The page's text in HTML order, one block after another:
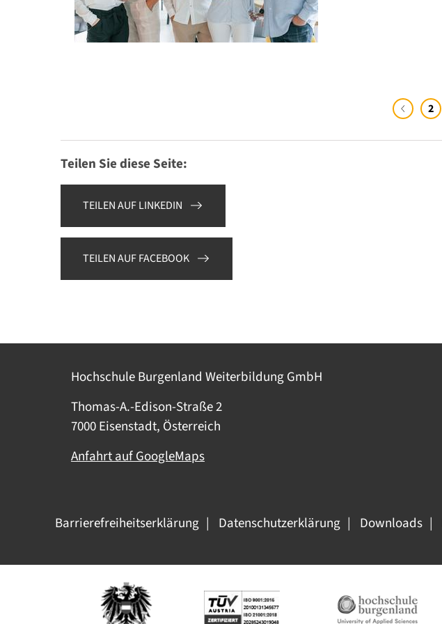
2
Teilen Sie diese Seite:
TEILEN AUF LINKEDIN
TEILEN AUF FACEBOOK
Hochschule Burgenland Weiterbildung GmbH
Thomas-A.-Edison-Straße 2
7000 Eisenstadt, Österreich
Anfahrt auf GoogleMaps
Barrierefreiheitserklärung Datenschutzerklärung Downloads